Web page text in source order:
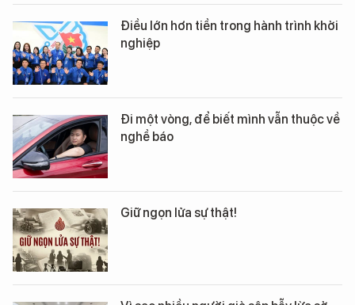
Điều lớn hơn tiền trong hành trình khởi
nghiệp
Đi một vòng, để biết mình vẫn thuộc về
nghề báo
Giữ ngọn lửa sự thật!